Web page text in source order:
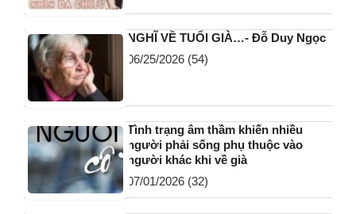
NGHĨ VỀ TUỔI GIÀ…- Đỗ Duy Ngọc
06/25/2026 (54)
Tình trạng âm thầm khiến nhiều
người phải sống phụ thuộc vào
người khác khi về già
07/01/2026 (32)